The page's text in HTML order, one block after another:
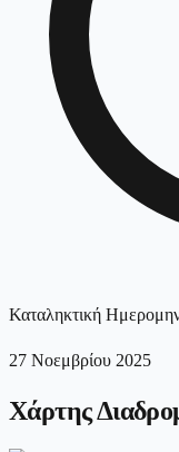
Καταληκτική
27 Νοεμβρίου 2025
Χάρτης